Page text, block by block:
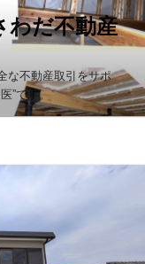
だ不動産
な不動産取引をサポ
”です。